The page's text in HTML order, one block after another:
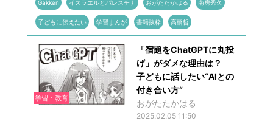
Gakken イスラエルとパレスチナ おがたたかはる 南房秀久
子どもに伝えたい 学習まんが 書籍抜粋 高橋哲
学習・教育
「宿題をChatGPTに丸投
げ」がダメな理由は？
子どもに話したい“AIとの
付き合い方“
おがたたかはる
2025.02.05 11:50